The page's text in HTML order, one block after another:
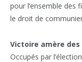
pour l’ensemble des
le droit de
Victoire amère
Occupés par